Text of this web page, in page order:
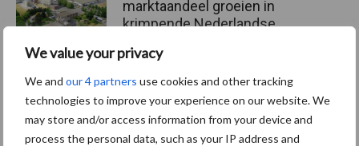
We value your privacy
We and our 4 partners use cookies and other tracking
technologies to improve your experience on our website. We
may store and/or access information from your device and
process the personal data, such as your IP address and
marktaandeel groeien in
krimpende Nederlandse
Themapagina's